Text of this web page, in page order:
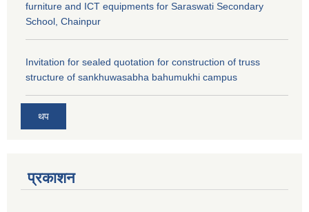
furniture and ICT equipments for Saraswati Secondary
School, Chainpur
Invitation for sealed quotation for construction of truss
structure of sankhuwasabha bahumukhi campus
थप
प्रकाशन